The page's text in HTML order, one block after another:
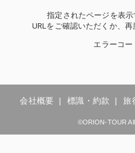
指定されたページを表示
URLをご確認いただくか、再
エラーコー
会社概要 標識・約款 旅
©ORION-TOUR